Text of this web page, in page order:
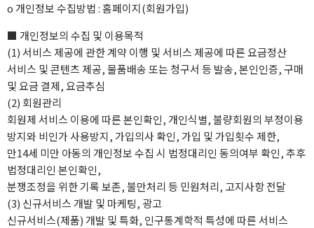
ο 개인정보 수집방법 : 홈페이지(회원가입)
■ 개인정보의 수집 및 이용목적
(1) 서비스 제공에 관한 계약 이행 및 서비스 제공에 따른 요금정산
서비스 및 콘텐츠 제공, 물품배송 또는 청구서 등 발송, 본인인증, 구매
및 요금 결제, 요금추심
(2) 회원관리
회원제 서비스 이용에 따른 본인확인, 개인식별, 불량회원의 부정이용
방지와 비인가 사용방지, 가입의사 확인, 가입 및 가입횟수 제한,
만14세 미만 아동의 개인정보 수집 시 법정대리인 동의여부 확인, 추후
법정대리인 본인확인,
분쟁조정을 위한 기록 보존, 불만처리 등 민원처리, 고지사항 전달
(3) 신규서비스 개발 및 마케팅, 광고
신규서비스(제품) 개발 및 특화, 인구통계학적 특성에 따른 서비스